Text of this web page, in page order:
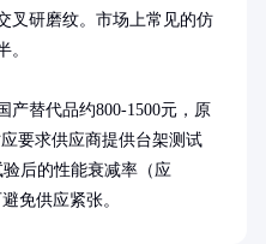
叉研磨纹。市场上常见的仿
。
产替代品约800-1500元，原
要求供应商提供台架测试
后的性能衰减率（应
免供应紧张。